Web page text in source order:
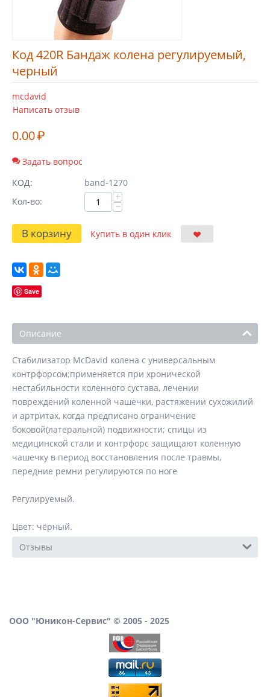
Код 420R Бандаж колена регулируемый,
черный
mcdavid
Написать отзыв
0.00₽
Задать вопрос
КОД:
band-1270
Кол-во:
+
−
В корзину Купить в один клик
Save
Описание
Стабилизатор McDavid колена с универсальным
контрфорсом;применяется при хронической
нестабильности коленного сустава, лечении
повреждений коленной чашечки, растяжении сухожилий
и артритах, когда предписано ограничение
боковой(латеральной) подвижности; спицы из
медицинской стали и контрфорс защищают коленную
чашечку в период восстановления после травмы,
передние ремни регулируются по ноге
Регулируемый.
Цвет: чёрный.
Отзывы
ООО "Юникон-Сервис" © 2005 - 2025